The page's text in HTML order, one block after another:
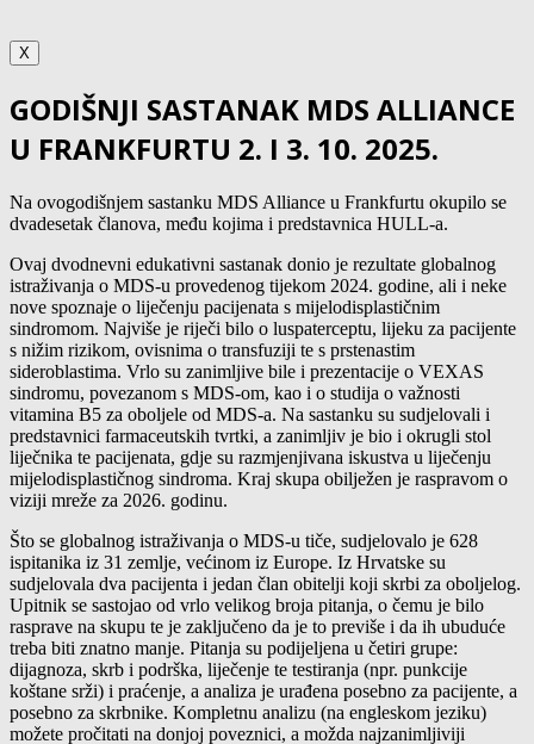
X
GODIŠNJI SASTANAK MDS ALLIANCE
U FRANKFURTU 2. I 3. 10. 2025.
Na ovogodišnjem sastanku MDS Alliance u Frankfurtu okupilo se
dvadesetak članova, među kojima i predstavnica HULL-a.
Ovaj dvodnevni edukativni sastanak donio je rezultate globalnog
istraživanja o MDS-u provedenog tijekom 2024. godine, ali i neke
nove spoznaje o liječenju pacijenata s mijelodisplastičnim
sindromom. Najviše je riječi bilo o luspaterceptu, lijeku za pacijente
s nižim rizikom, ovisnima o transfuziji te s prstenastim
sideroblastima. Vrlo su zanimljive bile i prezentacije o VEXAS
sindromu, povezanom s MDS-om, kao i o studija o važnosti
vitamina B5 za oboljele od MDS-a. Na sastanku su sudjelovali i
predstavnici farmaceutskih tvrtki, a zanimljiv je bio i okrugli stol
liječnika te pacijenata, gdje su razmjenjivana iskustva u liječenju
mijelodisplastičnog sindroma. Kraj skupa obilježen je raspravom o
viziji mreže za 2026. godinu.
Što se globalnog istraživanja o MDS-u tiče, sudjelovalo je 628
ispitanika iz 31 zemlje, većinom iz Europe. Iz Hrvatske su
sudjelovala dva pacijenta i jedan član obitelji koji skrbi za oboljelog.
Upitnik se sastojao od vrlo velikog broja pitanja, o čemu je bilo
rasprave na skupu te je zaključeno da je to previše i da ih ubuduće
treba biti znatno manje. Pitanja su podijeljena u četiri grupe:
dijagnoza, skrb i podrška, liječenje te testiranja (npr. punkcije
koštane srži) i praćenje, a analiza je urađena posebno za pacijente, a
posebno za skrbnike. Kompletnu analizu (na engleskom jeziku)
možete pročitati na donjoj poveznici, a možda najzanimljiviji